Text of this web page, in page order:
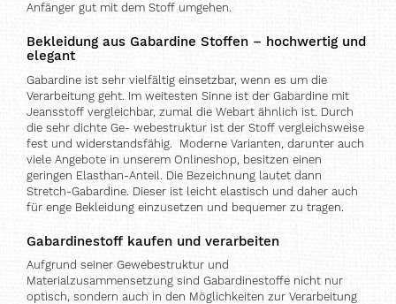
Anfänger gut mit dem Stoff umgehen.
Bekleidung aus Gabardine Stoffen – hochwertig und
elegant
Gabardine ist sehr vielfältig einsetzbar, wenn es um die
Verarbeitung geht. Im weitesten Sinne ist der Gabardine mit
Jeansstoff vergleichbar, zumal die Webart ähnlich ist. Durch
die sehr dichte Ge- webestruktur ist der Stoff vergleichsweise
fest und widerstandsfähig. Moderne Varianten, darunter auch
viele Angebote in unserem Onlineshop, besitzen einen
geringen Elasthan-Anteil. Die Bezeichnung lautet dann
Stretch-Gabardine. Dieser ist leicht elastisch und daher auch
für enge Bekleidung einzusetzen und bequemer zu tragen.
Gabardinestoff kaufen und verarbeiten
Aufgrund seiner Gewebestruktur und
Materialzusammensetzung sind Gabardinestoffe nicht nur
optisch, sondern auch in den Möglichkeiten zur Verarbeitung